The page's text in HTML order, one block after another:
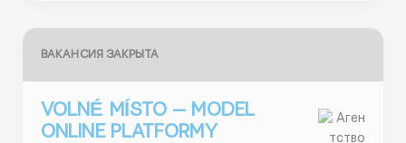
ВАКАНСИЯ ЗАКРЫТА
VOLNÉ MÍSTO — MODEL
ONLINE PLATFORMY